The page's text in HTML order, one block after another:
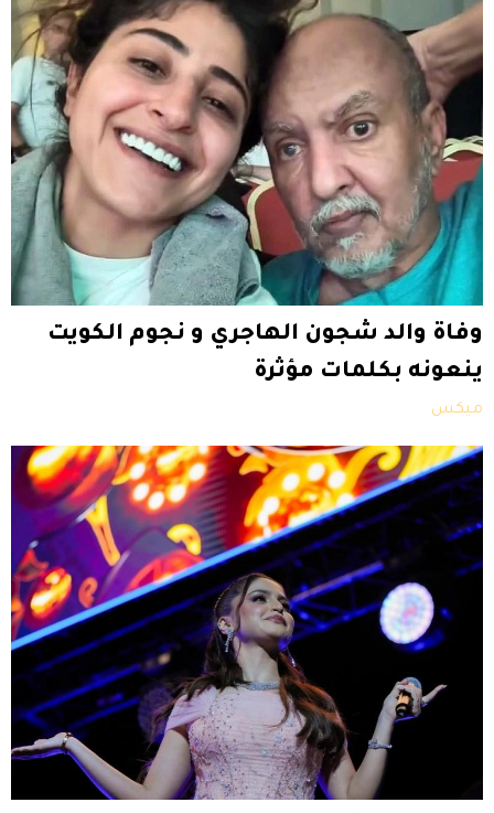
وفاة والد شجون الهاجري و نجوم الكويت
ينعونه بكلمات مؤثرة
ميكس